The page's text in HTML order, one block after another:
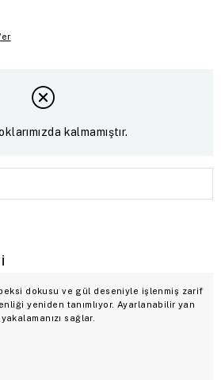
kalmamıştır.
dokusu ve gül deseniyle işlenmiş zarif
yeniden tanımlıyor. Ayarlanabilir yan
sağlar.